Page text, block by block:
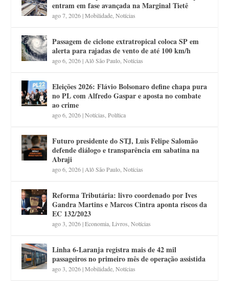
entram em fase avançada na Marginal Tietê
ago 7, 2026|Mobilidade ,Notícias
Passagem de ciclone extratropical coloca SP em
alerta para rajadas de vento de até 100 km/h
ago 6, 2026| Alô São Paulo ,Notícias
Eleições 2026: Flávio Bolsonaro define chapa pura
no PL com Alfredo Gaspar e aposta no combate
ao crime
ago 6, 2026|Notícias ,Política
Futuro presidente do STJ, Luis Felipe Salomão
defende diálogo e transparência em sabatina na
Abraji
ago 6, 2026| Alô São Paulo ,Notícias
Reforma Tributária: livro coordenado por Ives
Gandra Martins e Marcos Cintra aponta riscos da
EC 132/2023
ago 3, 2026|Economia ,Livros ,Notícias
Linha 6-Laranja registra mais de 42 mil
passageiros no primeiro mês de operação assistida
ago 3, 2026|Mobilidade ,Notícias